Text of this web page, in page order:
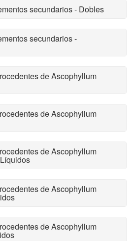
secundarios - Dobles
secundarios -
de Ascophyllum
de Ascophyllum
de Ascophyllum
de Ascophyllum
de Ascophyllum